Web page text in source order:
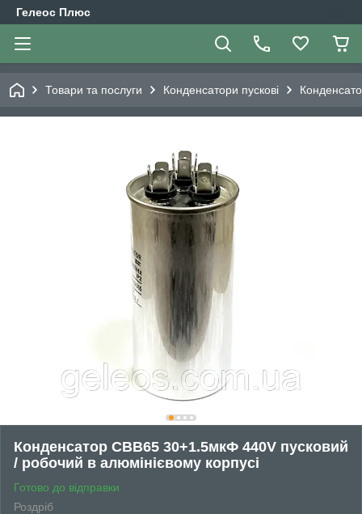
Гелеос Плюс
Товари та послуги Конденсатори пускові
Конденсатор CBB65 30+1.5мкФ 440V пусковий
/ робочий в алюмінієвому корпусі
Готово до відправки
Роздріб